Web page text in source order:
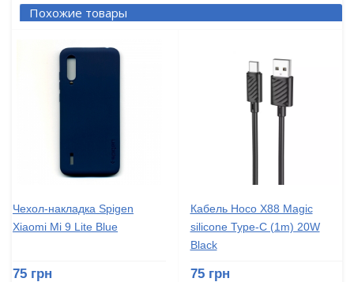
Похожие товары
Чехол-накладка Spigen
Xiaomi Mi 9 Lite Blue
75 грн
Кабель Hoco X88 Magic
silicone Type-C (1m) 20W
Black
75 грн